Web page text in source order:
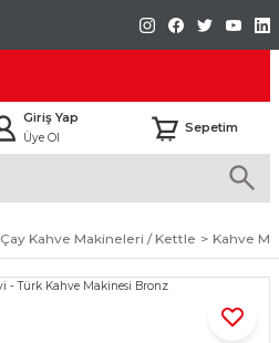
Giriş Yap
Üye Ol
Sepetim
Çay Kahve Makineleri / Kettle Kahve